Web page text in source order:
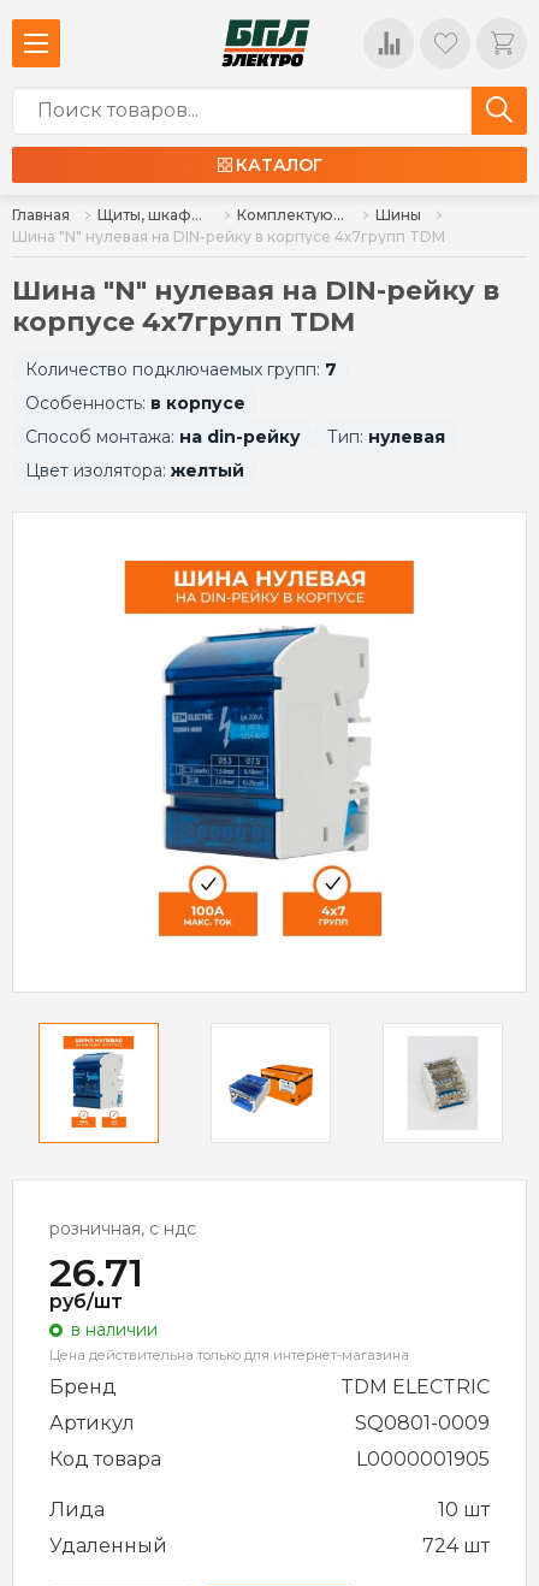
КАТАЛОГ
Главная Щиты, шкафы, корпуса и изделия к ним Комплектующие для щитов
Шины
Шина "N" нулевая на DIN-рейку в корпусе 4х7групп TDM
Шина "N" нулевая на DIN-рейку в
корпусе 4х7групп TDM
Количество подключаемых групп: 7
Особенность: в корпусе
Способ монтажа: на din-рейку Тип: нулевая
Цвет изолятора: желтый
розничная, с ндс
26.71
руб/шт
в наличии
Цена действительна только для интернет-магазина
Бренд
TDM ELECTRIC
Артикул
SQ0801-0009
Код товара
L0000001905
Лида
10 шт
Удаленный
724 шт